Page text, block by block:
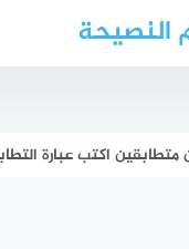
النصيحة
اكتب عبارة التطابق ثم أوجد